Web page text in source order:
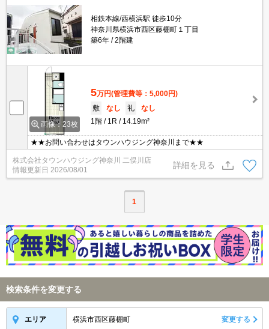
相鉄本線/西横浜駅 徒歩10分
神奈川県横浜市西区藤棚町１丁目
築6年
2階建
画像：23枚
5万円(管理費等：5,000円)
敷
なし 礼
なし
1階
1R 14.19m²
★★お問い合わせはタウンハウジング神奈川まで★★
株式会社タウンハウジング神奈川 二俣川店
情報更新日 2026/08/01
詳細を見る
1
検索条件を変更する
エリア 横浜市西区藤棚町 変更する